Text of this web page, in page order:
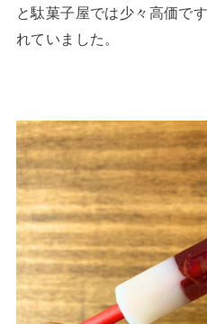
と駄菓子屋では少々高価で
れていました。